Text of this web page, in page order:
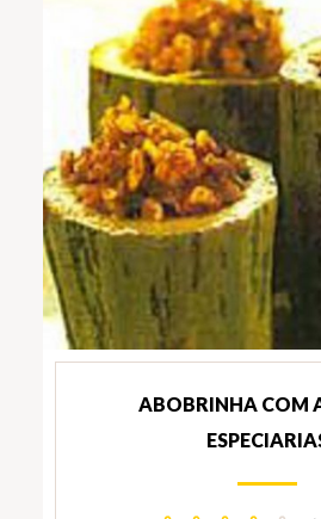
ABOBRINHA COM